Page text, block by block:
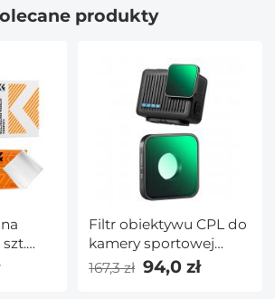
Aparatów Nikon,
produkty
Filtr obiektywu CPL do
kamery sportowej
GoPro HERO 4K,
obiektyw o wysokiej
167,3 zł 94,0 zł